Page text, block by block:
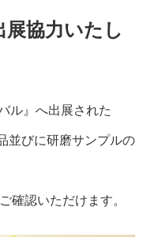
協力いたし
ル』へ出展された
並びに研磨サンプルの
ご確認いただけます。